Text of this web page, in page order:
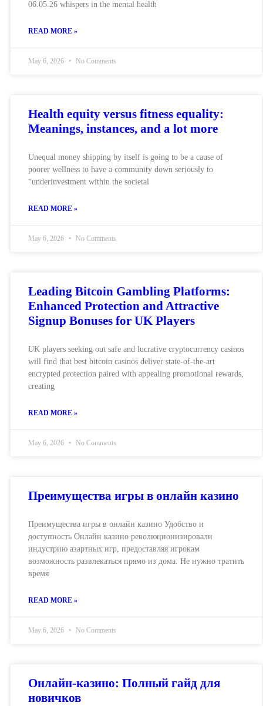
06.05.26 whispers in the mental health
READ MORE »
May 6, 2026 No Comments
Health equity versus fitness equality:
Meanings, instances, and a lot more
Unequal money shipping by itself is going to be a cause of
poorer wellness to have a community down seriously to
“underinvestment within the societal
READ MORE »
May 6, 2026 No Comments
Leading Bitcoin Gambling Platforms:
Enhanced Protection and Attractive
Signup Bonuses for UK Players
UK players seeking out safe and lucrative cryptocurrency casinos
will find that best bitcoin casinos deliver state-of-the-art
encrypted protection paired with appealing promotional rewards,
creating
READ MORE »
May 6, 2026 No Comments
Преимущества игры в онлайн казино
Преимущества игры в онлайн казино Удобство и
доступность Онлайн казино революционизировали
индустрию азартных игр, предоставляя игрокам
возможность развлекаться прямо из дома. Не нужно тратить
время
READ MORE »
May 6, 2026 No Comments
Онлайн-казино: Полный гайд для
новичков